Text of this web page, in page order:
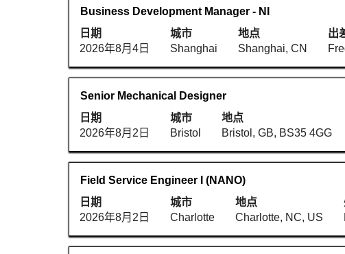
完
整
内
看
位
信
息
完
整
内
行
选
择
查
看
位
信
息
完
整
内
职
务
Business Development Manager - NI
日期
2026年8月4日
城市
Shanghai
地点
Shanghai, CN
出
使
用
空
格
键
行
选
择
查
看
位
信
息
职
务
Senior Mechanical Designer
日期
2026年8月2日
城市
Bristol
地点
Bristol, GB, BS35 4GG
使
用
空
格
键
行
选
择
查
职
务
Field Service Engineer I (NANO)
日期
2026年8月2日
城市
Charlotte
地点
Charlotte, NC, US
使
用
空
格
键